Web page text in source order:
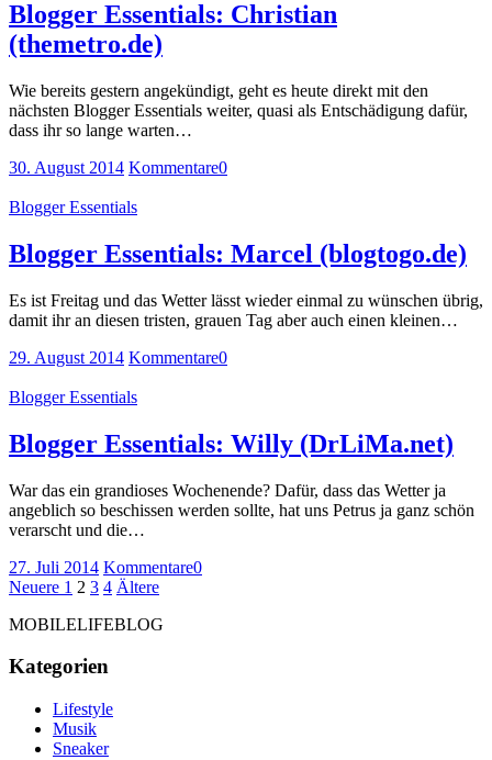
Blogger Essentials: Christian
(themetro.de)
Wie bereits gestern angekündigt, geht es heute direkt mit den
nächsten Blogger Essentials weiter, quasi als Entschädigung dafür,
dass ihr so lange warten…
30. August 2014 Kommentare0
Blogger Essentials
Blogger Essentials: Marcel (blogtogo.de)
Es ist Freitag und das Wetter lässt wieder einmal zu wünschen übrig,
damit ihr an diesen tristen, grauen Tag aber auch einen kleinen…
29. August 2014 Kommentare0
Blogger Essentials
Blogger Essentials: Willy (DrLiMa.net)
War das ein grandioses Wochenende? Dafür, dass das Wetter ja
angeblich so beschissen werden sollte, hat uns Petrus ja ganz schön
verarscht und die…
27. Juli 2014 Kommentare0
Seitennummerierung
der
Neuere Neuere
Seite
1 Seite
2 Seite
3 Seite
4 ÄltereÄltere
MOBILELIFEBLOG
Kategorien
Lifestyle
Musik
Sneaker